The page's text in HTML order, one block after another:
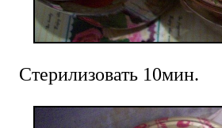
Стерилизовать 10мин.